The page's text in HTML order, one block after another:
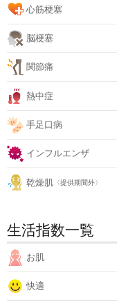
心筋梗塞
脳梗塞
関節痛
熱中症
手足口病
インフルエンザ
乾燥肌 〈提供期間外〉
生活指数一覧
お肌
快適